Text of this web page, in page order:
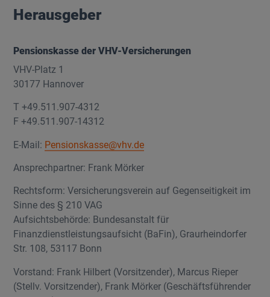
Herausgeber
Pensionskasse der VHV-Versicherungen
VHV-Platz 1
30177 Hannover
T +49.511.907-4312
F +49.511.907-14312
E-Mail: Pensionskasse@vhv.de
Ansprechpartner: Frank Mörker
Rechtsform: Versicherungsverein auf Gegenseitigkeit im
Sinne des § 210 VAG
Aufsichtsbehörde: Bundesanstalt für
Finanzdienstleistungsaufsicht (BaFin), Graurheindorfer
Str. 108, 53117 Bonn
Vorstand: Frank Hilbert (Vorsitzender), Marcus Rieper
(Stellv. Vorsitzender), Frank Mörker (Geschäftsführender